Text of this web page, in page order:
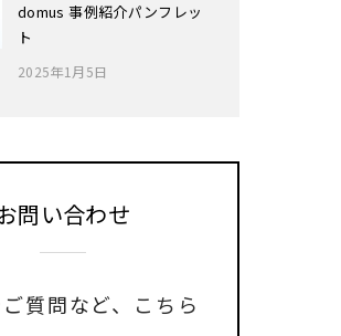
domus 事例紹介パンフレッ
ト
2025年1月5日
問い合わせ
質問など、
こちら